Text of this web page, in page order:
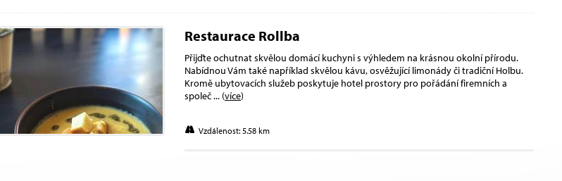
Restaurace Rollba
Přijďte ochutnat skvělou domácí kuchyni s výhledem na krásnou okolní přírodu.
Nabídnou Vám také například skvělou kávu, osvěžující limonády či tradiční Holbu.
Kromě ubytovacích služeb poskytuje hotel prostory pro pořádání firemních a
společ... (více)
Vzdálenost: 5.58 km